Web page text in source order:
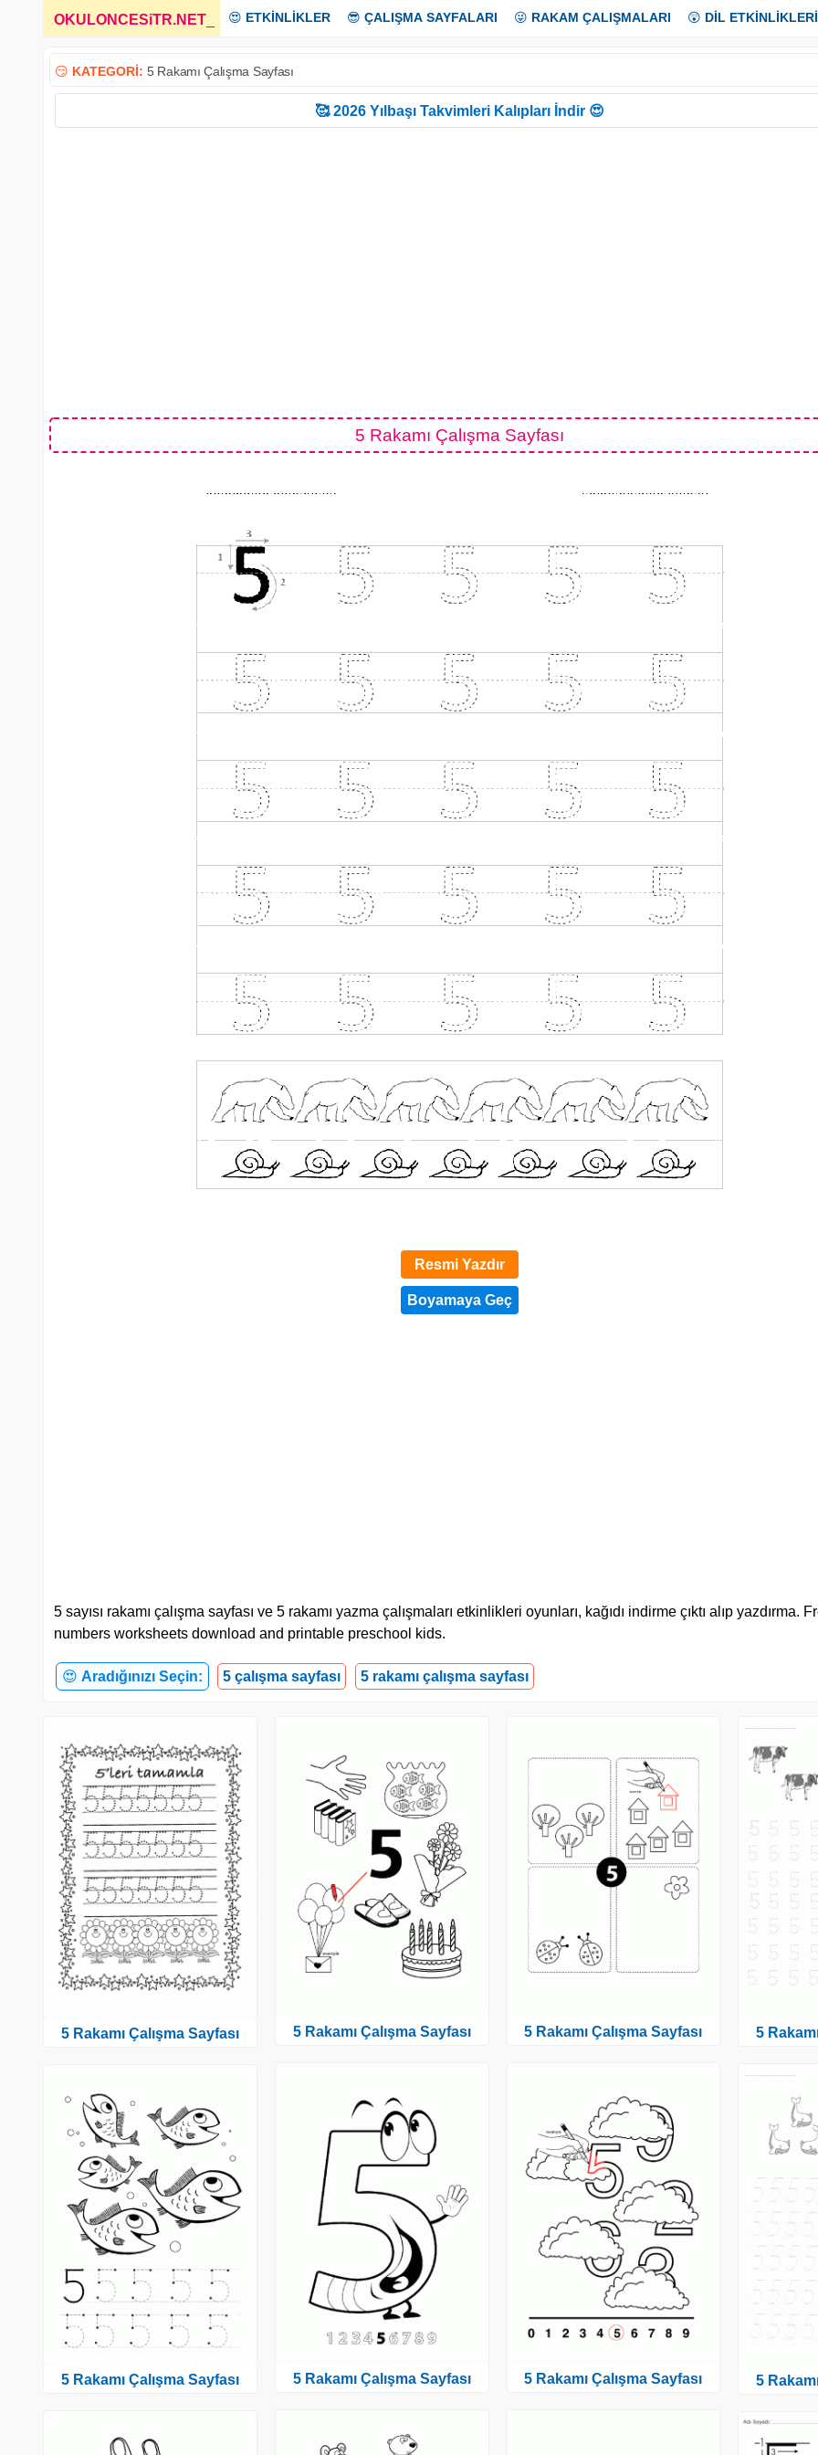
OKULONCESiTR.NET 😍 ETKİNLİKLER 😎 ÇALIŞMA SAYFALARI 😜 RAKAM ÇALIŞMALARI 😲 DİL ETKİNLİKLERİ
😏 KATEGORİ: 5 Rakamı Çalışma Sayfası
🥰 2026 Yılbaşı Takvimleri Kalıpları İndir 😍
5 Rakamı Çalışma Sayfası
Resmi Yazdır
5 sayısı rakamı çalışma sayfası ve 5 rakamı yazma çalışmaları etkinlikleri oyunları, kağıdı indirme çıktı alıp yazdırma.
numbers worksheets download and printable preschool kids.
😍 Aradığınızı Seçin: 5 çalışma sayfası 5 rakamı çalışma sayfası
5 Rakamı Çalışma Sayfası
5 Rakamı Çalışma Sayfası
5 Rakamı Çalışma Sayfası
5 Rakamı Çalışma Sayfası
5 Rakamı Çalışma Sayfası
5 Rakamı Çalışma Sayfası
5
5